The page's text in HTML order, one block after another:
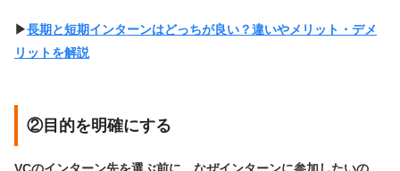
▶︎長期と短期インターンはどっちが良い？違いやメリット・デメ
リットを解説
②目的を明確にする